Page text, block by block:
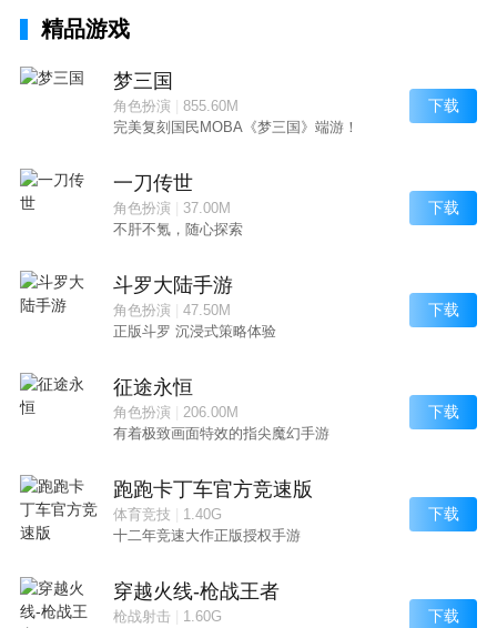
精品游戏
梦三国
角色扮演| 855.60M
完美复刻国民MOBA《梦三国》端游！
下载
一刀传世
角色扮演| 37.00M
不肝不氪，随心探索
下载
斗罗大陆手游
角色扮演| 47.50M
正版斗罗 沉浸式策略体验
下载
征途永恒
角色扮演| 206.00M
有着极致画面特效的指尖魔幻手游
下载
跑跑卡丁车官方竞速版
体育竞技
1.40G
十二年竞速大作正版授权手游
下载
穿越火线-枪战王者
枪战射击 1.60G 下载